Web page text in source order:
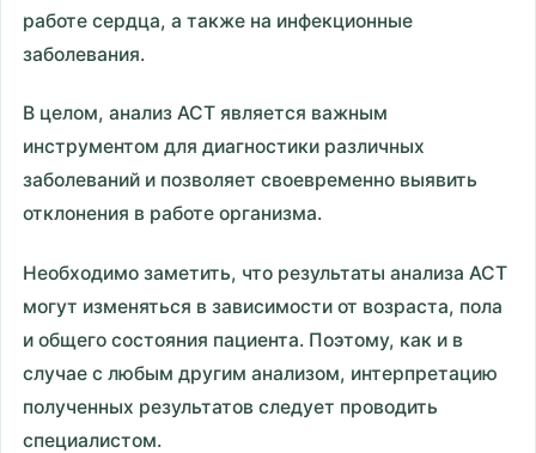
работе сердца, а также на инфекционные
заболевания.
В целом, анализ АСТ является важным
инструментом для диагностики различных
заболеваний и позволяет своевременно выявить
отклонения в работе организма.
Необходимо заметить, что результаты анализа АСТ
могут изменяться в зависимости от возраста, пола
и общего состояния пациента. Поэтому, как и в
случае с любым другим анализом, интерпретацию
полученных результатов следует проводить
специалистом.